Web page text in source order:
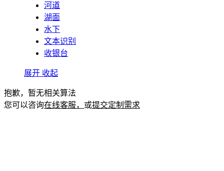
河道
湖面
水下
文本识别
收银台
展开 收起
抱歉，暂无相关算法
您可以咨询在线客服， 或提交定制需求